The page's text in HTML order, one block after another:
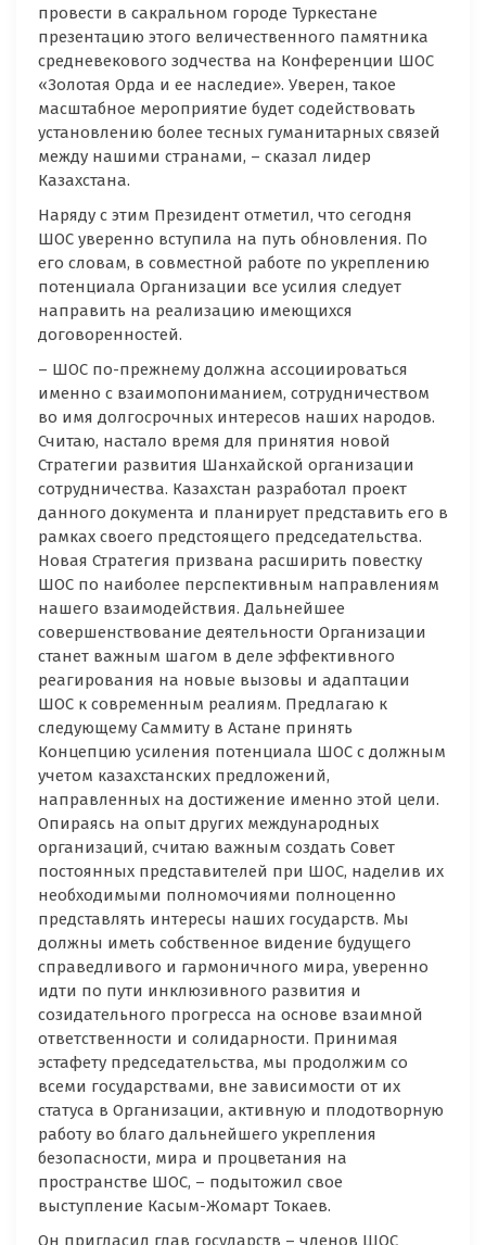
провести в сакральном городе Туркестане
презентацию этого величественного памятника
средневекового зодчества на Конференции ШОС
«Золотая Орда и ее наследие». Уверен, такое
масштабное мероприятие будет содействовать
установлению более тесных гуманитарных связей
между нашими странами, – сказал лидер
Казахстана.
Наряду с этим Президент отметил, что сегодня
ШОС уверенно вступила на путь обновления. По
его словам, в совместной работе по укреплению
потенциала Организации все усилия следует
направить на реализацию имеющихся
договоренностей.
– ШОС по-прежнему должна ассоциироваться
именно с взаимопониманием, сотрудничеством
во имя долгосрочных интересов наших народов.
Считаю, настало время для принятия новой
Стратегии развития Шанхайской организации
сотрудничества. Казахстан разработал проект
данного документа и планирует представить его в
рамках своего предстоящего председательства.
Новая Стратегия призвана расширить повестку
ШОС по наиболее перспективным направлениям
нашего взаимодействия. Дальнейшее
совершенствование деятельности Организации
станет важным шагом в деле эффективного
реагирования на новые вызовы и адаптации
ШОС к современным реалиям. Предлагаю к
следующему Саммиту в Астане принять
Концепцию усиления потенциала ШОС с должным
учетом казахстанских предложений,
направленных на достижение именно этой цели.
Опираясь на опыт других международных
организаций, считаю важным создать Совет
постоянных представителей при ШОС, наделив их
необходимыми полномочиями полноценно
представлять интересы наших государств. Мы
должны иметь собственное видение будущего
справедливого и гармоничного мира, уверенно
идти по пути инклюзивного развития и
созидательного прогресса на основе взаимной
ответственности и солидарности. Принимая
эстафету председательства, мы продолжим со
всеми государствами, вне зависимости от их
статуса в Организации, активную и плодотворную
работу во благо дальнейшего укрепления
безопасности, мира и процветания на
пространстве ШОС, – подытожил свое
выступление Касым-Жомарт Токаев.
Он пригласил глав государств – членов ШОС